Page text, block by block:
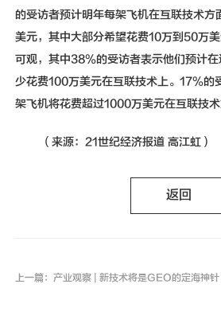
的受访者预计明年每架飞机在互联技术
美元，其中大部分希望花费10万到50万
可观，其中38%的受访者表示他们预计
少花费100万美元在互联技术上。17%的
架飞机将花费超过1000万美元在互联技术
（来源：21世纪经济报道 高江虹）
返回
上一篇：产业观察 | 新技术将是GEO的定海神针